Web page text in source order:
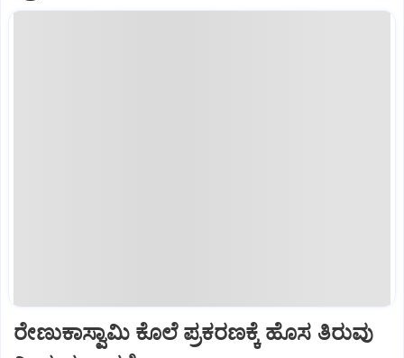
ರೇಣುಕಾಸ್ವಾಮಿ ಕೊಲೆ ಪ್ರಕರಣಕ್ಕೆ ಹೊಸ ತಿರುವು